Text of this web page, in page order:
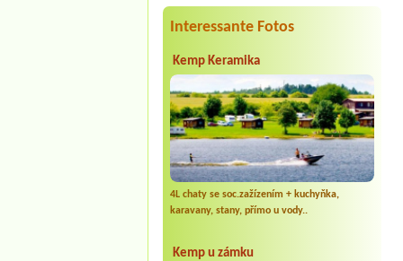
Interessante Fotos
Kemp Keramika
4L chaty se soc.zažízením + kuchyňka,
karavany, stany, přímo u vody..
Kemp u zámku